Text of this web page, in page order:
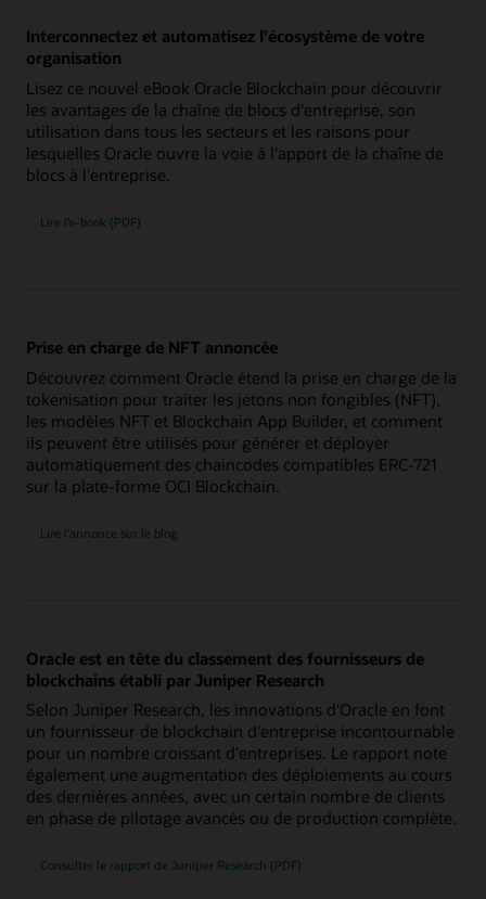
Interconnectez et automatisez l'écosystème de votre
organisation
Lisez ce nouvel eBook Oracle Blockchain pour découvrir
les avantages de la chaîne de blocs d'entreprise, son
utilisation dans tous les secteurs et les raisons pour
lesquelles Oracle ouvre la voie à l'apport de la chaîne de
blocs à l'entreprise.
Lire l’e-book (PDF)
Prise en charge de NFT annoncée
Découvrez comment Oracle étend la prise en charge de la
tokenisation pour traiter les jetons non fongibles (NFT),
les modèles NFT et Blockchain App Builder, et comment
ils peuvent être utilisés pour générer et déployer
automatiquement des chaincodes compatibles ERC-721
sur la plate-forme OCI Blockchain.
Lire l’annonce sur le blog
Oracle est en tête du classement des fournisseurs de
blockchains établi par Juniper Research
Selon Juniper Research, les innovations d'Oracle en font
un fournisseur de blockchain d'entreprise incontournable
pour un nombre croissant d'entreprises. Le rapport note
également une augmentation des déploiements au cours
des dernières années, avec un certain nombre de clients
en phase de pilotage avancés ou de production complète.
Consulter le rapport de Juniper Research (PDF)